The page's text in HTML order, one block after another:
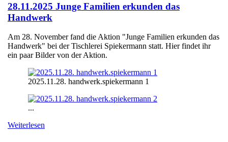
28.11.2025 Junge Familien erkunden das
Handwerk
Am 28. November fand die Aktion "Junge Familien erkunden das
Handwerk" bei der Tischlerei Spiekermann statt. Hier findet ihr
ein paar Bilder von der Aktion.
2025.11.28. handwerk.spiekermann 1
...
Weiterlesen